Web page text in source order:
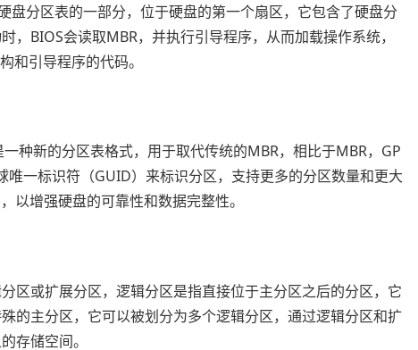
分区表的一部分，位于硬盘的第一个扇区，它包含了硬盘分
，BIOS会读取MBR，并执行引导程序，从而加载操作系统，
和引导程序的代码。
种新的分区表格式，用于取代传统的MBR，相比于MBR，GP
一标识符（GUID）来标识分区，支持更多的分区数量和更大
以增强硬盘的可靠性和数据完整性。
区或扩展分区，逻辑分区是指直接位于主分区之后的分区，它
的主分区，它可以被划分为多个逻辑分区，通过逻辑分区和扩
存储空间。